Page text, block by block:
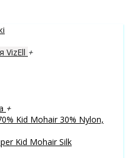
VizEll +
+
Kid Mohair 30% Nylon,
Kid Mohair Silk